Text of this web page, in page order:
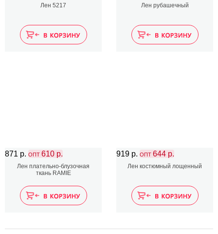
Лен 5217 Лен рубашечный
871 р. ОПТ 610 р.
Лен плательно-блузочная
ткань RAMIE
919 р. ОПТ 644 р.
Лен костюмный лощенный